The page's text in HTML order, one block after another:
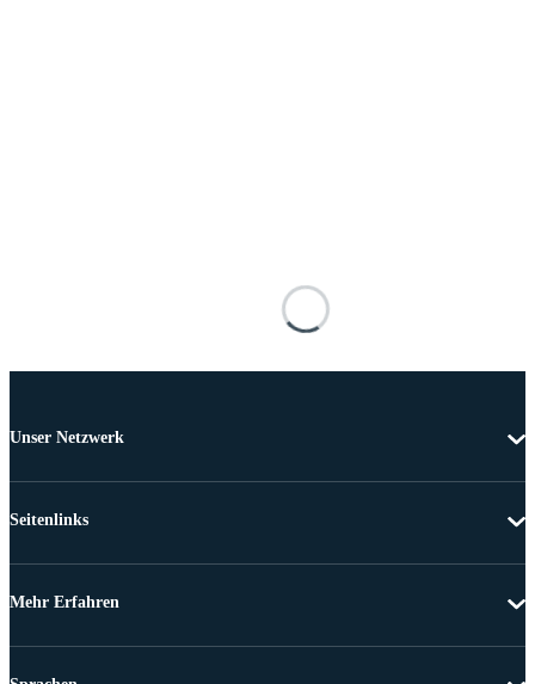
Unser Netzwerk
Seitenlinks
Mehr Erfahren